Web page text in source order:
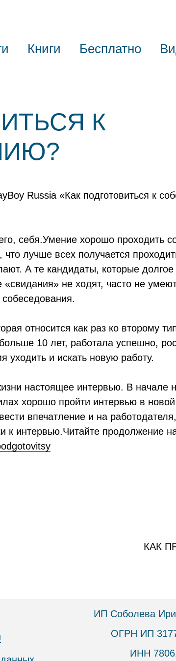
Книги Бесплатно
К
Russia «Как подготовиться к
себя.Умение хорошо проходить
лучше всех получается
А те кандидаты, которые
не ходят, часто не
относится как раз ко второму
10 лет, работала успешно,
и искать новую работу.
настоящее интервью. В начале
хорошо пройти интервью в
впечатление и на
к интервью.Читайте продолжение
КАК
ИП Соболева
ОГРН ИП
ИНН